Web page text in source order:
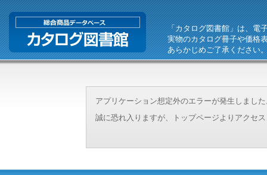
「カタログ図書館」は、電
実物のカタログ冊子や価格
あらかじめご了承ください
アプリケーション想定外のエラーが発生しまし
誠に恐れ入りますが、トップページよりアクセ